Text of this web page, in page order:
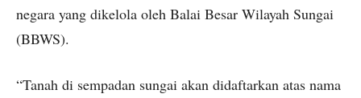
negara yang dikelola oleh Balai Besar Wilayah Sungai
(BBWS).
“Tanah di sempadan sungai akan didaftarkan atas nama